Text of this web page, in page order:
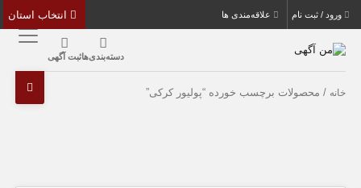
ورود / ثبت نام علاقه‌مندی ها
دسته‌بندی‌هاثبت آگهی
خانه / محصولات برچسب خورده “پولیور کرکی”